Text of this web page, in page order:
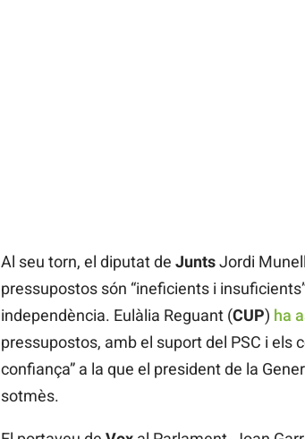
Al seu torn, el diputat de JuntsJordi Munell
pressupostos són “ineficients i
independència. Eulàlia Reguant (CUP) ha
pressupostos, amb el suport del PSC i els
confiança” a la que el president de la
sotmès.